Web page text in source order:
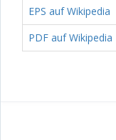
EPS auf Wikipedia
PDF auf Wikipedia